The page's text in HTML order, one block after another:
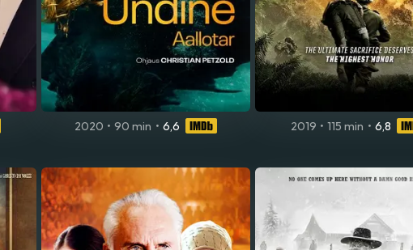
2020 • 90 min • 6,6 2019 • 115 min • 6,8